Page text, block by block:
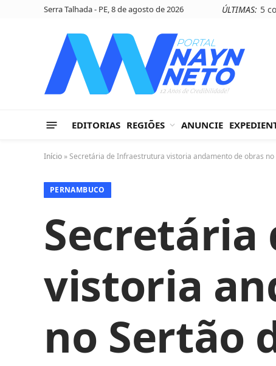
Serra Talhada - PE, 8 de agosto de 2026 ÚLTIMAS:
EDITORIAS REGIÕES ANUNCIE
Início »Secretária de Infraestrutura vistoria andamento de obras no
PERNAMBUCO
vistoria
no Sertão